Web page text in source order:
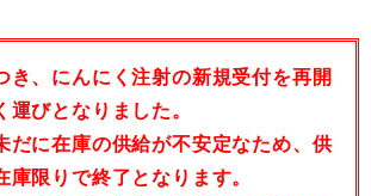
き、にんにく注射の新規受付を再開
運びとなりました。
だに在庫の供給が不安定なため、供
庫限りで終了となります。